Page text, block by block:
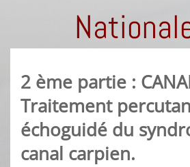
2 ème partie :
Traitement
échoguidé du
canal carpien.